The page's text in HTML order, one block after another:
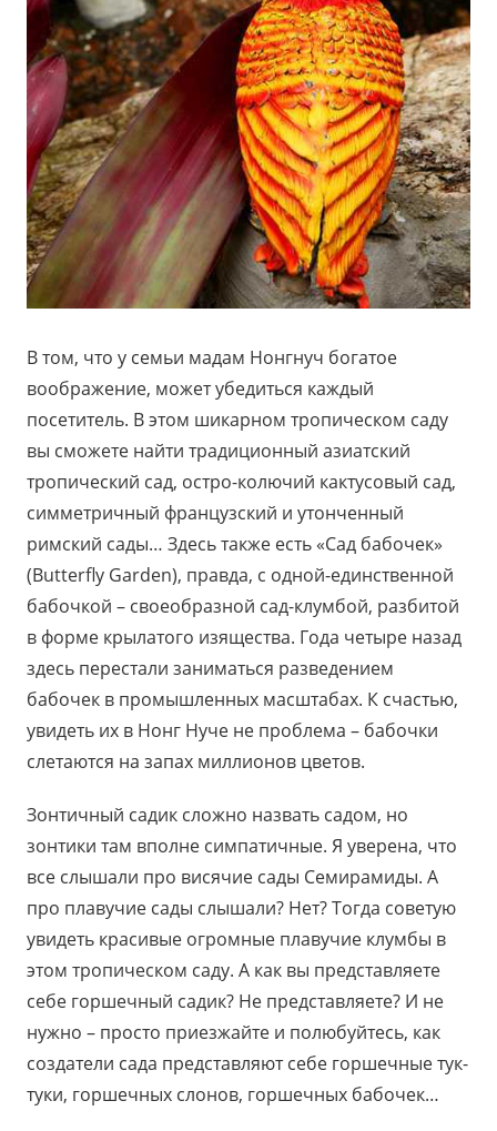
В том, что у семьи мадам Нонгнуч богатое
воображение, может убедиться каждый
посетитель. В этом шикарном тропическом саду
вы сможете найти традиционный азиатский
тропический сад, остро-колючий кактусовый сад,
симметричный французский и утонченный
римский сады… Здесь также есть «Сад бабочек»
(Butterfly Garden), правда, с одной-единственной
бабочкой – своеобразной сад-клумбой, разбитой
в форме крылатого изящества. Года четыре назад
здесь перестали заниматься разведением
бабочек в промышленных масштабах. К счастью,
увидеть их в Нонг Нуче не проблема – бабочки
слетаются на запах миллионов цветов.
Зонтичный садик сложно назвать садом, но
зонтики там вполне симпатичные. Я уверена, что
все слышали про висячие сады Семирамиды. А
про плавучие сады слышали? Нет? Тогда советую
увидеть красивые огромные плавучие клумбы в
этом тропическом саду. А как вы представляете
себе горшечный садик? Не представляете? И не
нужно – просто приезжайте и полюбуйтесь, как
создатели сада представляют себе горшечные тук-
туки, горшечных слонов, горшечных бабочек…